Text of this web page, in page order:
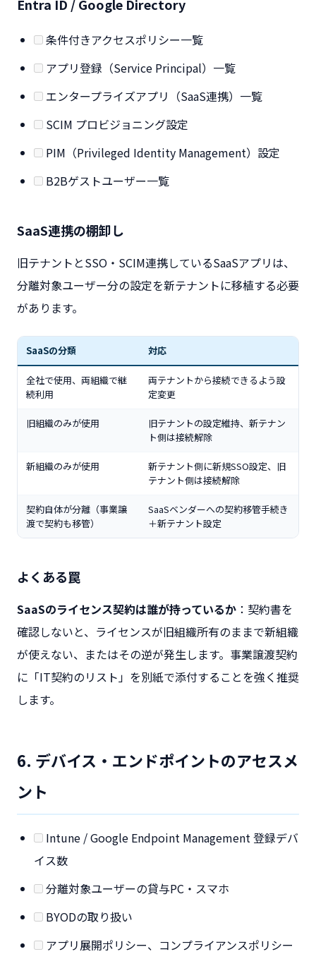
Entra ID / Google Directory
条件付きアクセスポリシー一覧
アプリ登録（Service Principal）一覧
エンタープライズアプリ（SaaS連携）一覧
SCIM プロビジョニング設定
PIM（Privileged Identity Management）設定
B2Bゲストユーザー一覧
SaaS連携の棚卸し
旧テナントとSSO・SCIM連携しているSaaSアプリは、
分離対象ユーザー分の設定を新テナントに移植する必要
があります。
SaaSの分類 対応
全社で使用、両組織で継
続利用
両テナントから接続できるよう設
定変更
旧組織のみが使用
旧テナントの設定維持、新テナン
ト側は接続解除
新組織のみが使用
新テナント側に新規SSO設定、旧
テナント側は接続解除
契約自体が分離（事業譲
渡で契約も移管）
SaaSベンダーへの契約移管手続き
＋新テナント設定
よくある罠
SaaSのライセンス契約は誰が持っているか ：契約書を
確認しないと、ライセンスが旧組織所有のままで新組織
が使えない、またはその逆が発生します。事業譲渡契約
に「IT契約のリスト」を別紙で添付することを強く推奨
します。
6. デバイス・エンドポイントのアセスメ
ント
Intune / Google Endpoint Management 登録デバ
イス数
分離対象ユーザーの貸与PC・スマホ
BYODの取り扱い
アプリ展開ポリシー、コンプライアンスポリシー